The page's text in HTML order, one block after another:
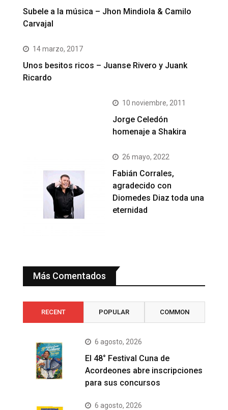
Subele a la música – Jhon Mindiola & Camilo
Carvajal
14 marzo, 2017
Unos besitos ricos – Juanse Rivero y Juank
Ricardo
10 noviembre, 2011
Jorge Celedón
homenaje a Shakira
26 mayo, 2022
Fabián Corrales,
agradecido con
Diomedes Diaz toda una
eternidad
Más Comentados
RECENT POPULAR COMMON
6 agosto, 2026
El 48° Festival Cuna de
Acordeones abre inscripciones
para sus concursos
6 agosto, 2026